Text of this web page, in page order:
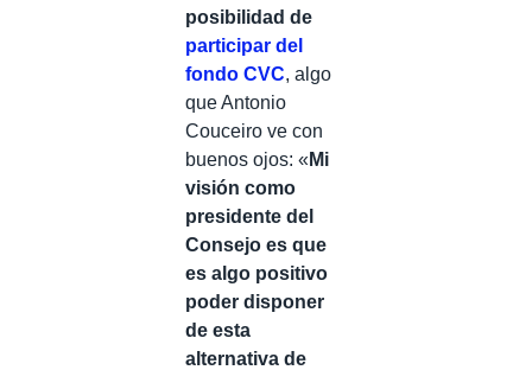
posibilidad de
participar del
fondo CVC, algo
que Antonio
Couceiro ve con
buenos ojos: « Mi
visión como
presidente del
Consejo es que
es algo positivo
poder disponer
de esta
alternativa de